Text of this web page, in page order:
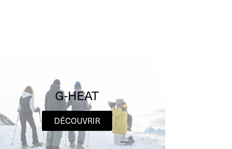
G-HEAT
DÉCOUVRIR